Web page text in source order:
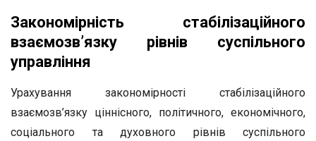
Закономірність стабілізаційного
взаємозв’язку рівнів суспільного
управління
Урахування закономірності стабілізаційного
взаємозв’язку ціннісного, політичного, економічного,
соціального та духовного рівнів суспільного